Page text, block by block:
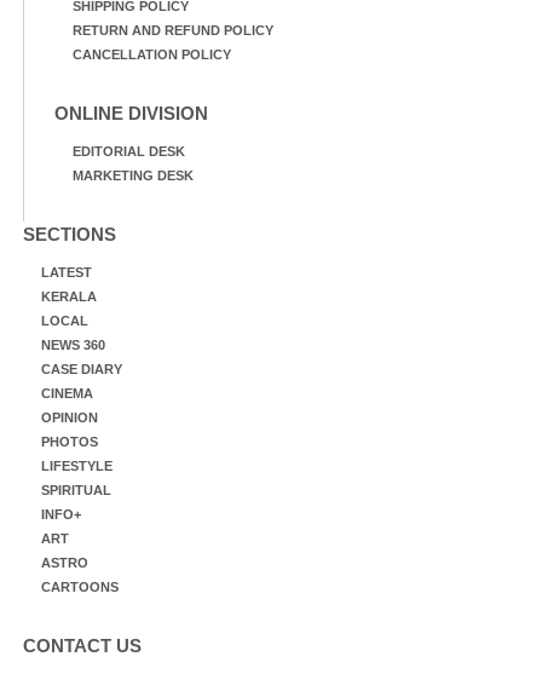
SHIPPING POLICY
RETURN AND REFUND POLICY
CANCELLATION POLICY
ONLINE DIVISION
EDITORIAL DESK
MARKETING DESK
SECTIONS
LATEST
KERALA
LOCAL
NEWS 360
CASE DIARY
CINEMA
OPINION
PHOTOS
LIFESTYLE
SPIRITUAL
INFO+
ART
ASTRO
CARTOONS
CONTACT US